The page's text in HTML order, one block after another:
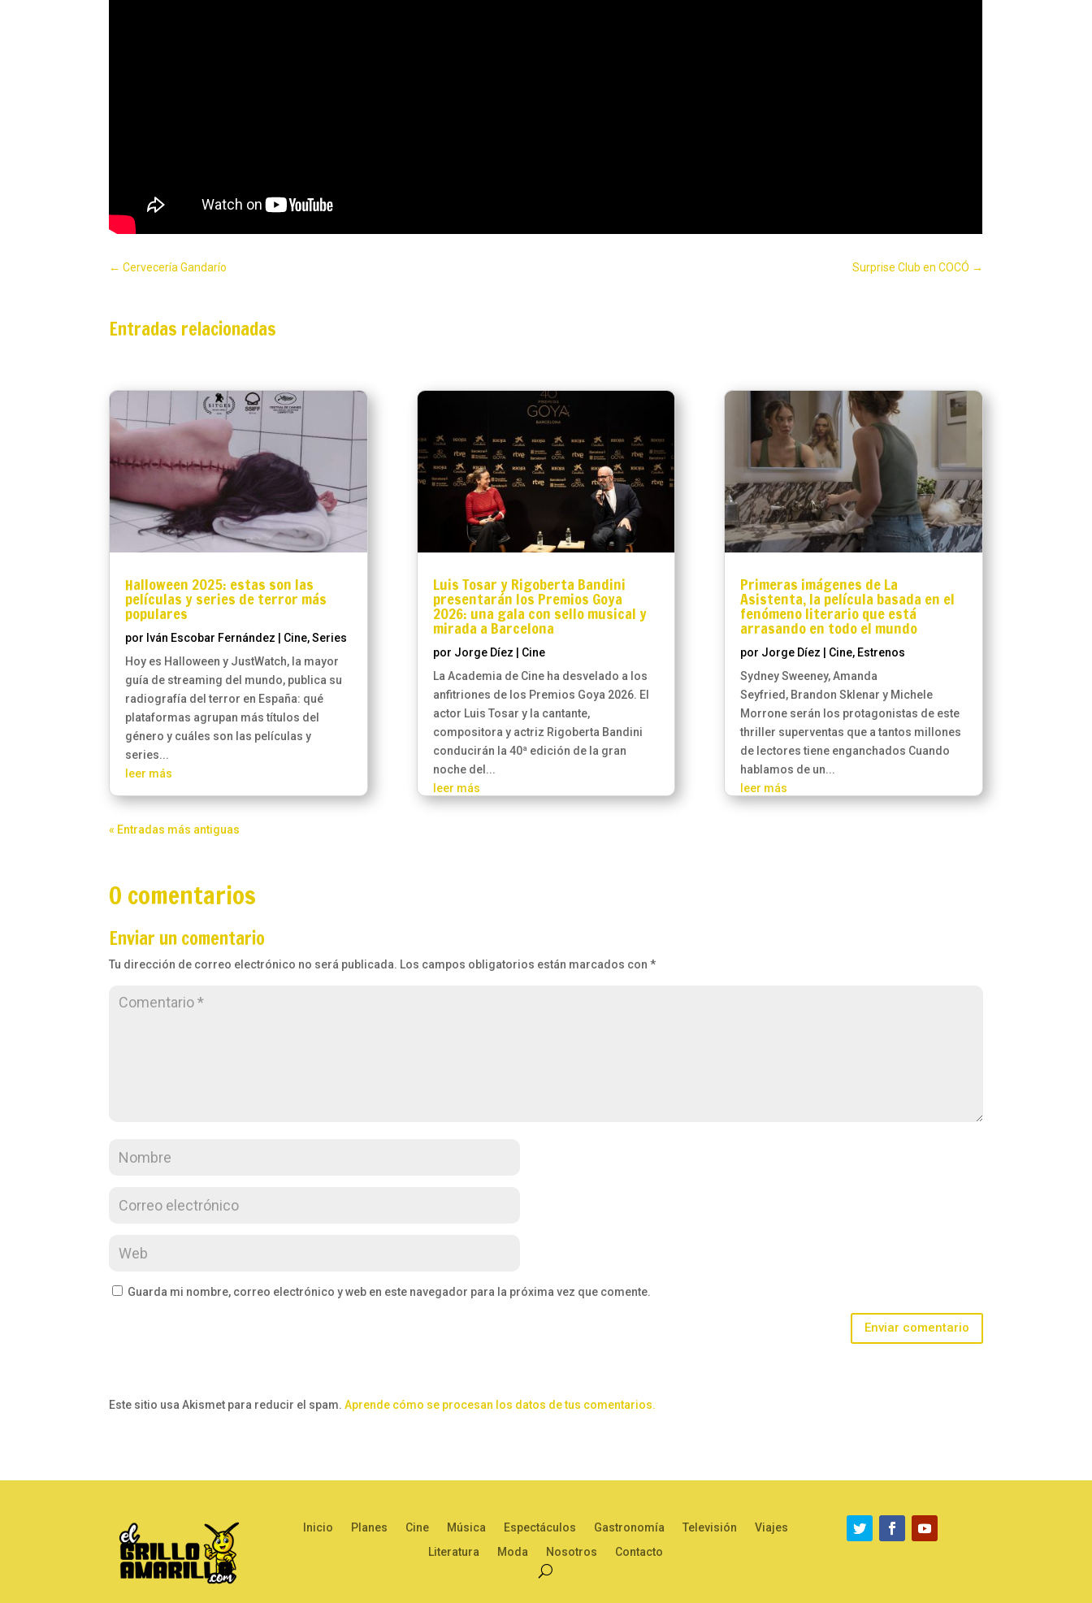
←Cervecería Gandarío Surprise Club en COCÓ →
Entradas relacionadas
Halloween 2025: estas son las
películas y series de terror más
populares
por Iván Escobar Fernández | Cine,Series
Hoy es Halloween y JustWatch, la mayor
guía de streaming del mundo, publica su
radiografía del terror en España: qué
plataformas agrupan más títulos del
género y cuáles son las películas y
series...
leer más
Luis Tosar y Rigoberta Bandini
presentarán los Premios Goya
2026: una gala con sello musical y
mirada a Barcelona
por Jorge Díez | Cine
La Academia de Cine ha desvelado a los
anfitriones de los Premios Goya 2026. El
actor Luis Tosar y la cantante,
compositora y actriz Rigoberta Bandini
conducirán la 40ª edición de la gran
noche del...
leer más
Primeras imágenes de La
Asistenta, la película basada en el
fenómeno literario que está
arrasando en todo el mundo
por Jorge Díez | Cine, Estrenos
Sydney Sweeney, Amanda
Seyfried, Brandon Sklenar y Michele
Morrone serán los protagonistas de este
thriller superventas que a tantos millones
de lectores tiene enganchados Cuando
hablamos de un...
leer más
« Entradas más antiguas
0 comentarios
Enviar un comentario
Tu dirección de correo electrónico no será publicada. Los campos obligatorios están marcados con*
Guarda mi nombre, correo electrónico y web en este navegador para la próxima vez que comente.
Enviar comentario
Este sitio usa Akismet para reducir el spam.Aprende cómo se procesan los datos de tus comentarios.
Inicio Planes Cine Música Espectáculos Gastronomía Televisión
Viajes
Literatura
Moda Nosotros Contacto